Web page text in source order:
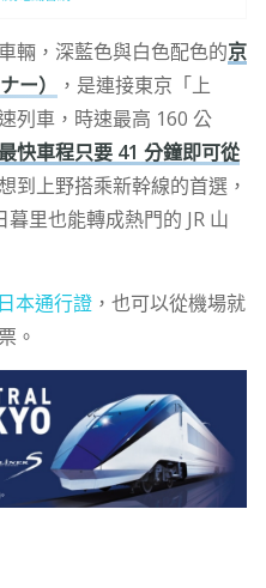
輛，深藍色與白色配色的京
ー）
，是連接東京「上
列車，時速最高 160 公
快車程只要 41 分鐘即可從
到上野搭乘新幹線的首選，
里也能轉成熱門的 JR 山
本通行證，也可以從機場就
。